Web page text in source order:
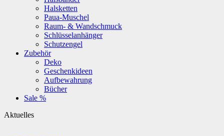
Halsketten
Paua-Muschel
Raum- & Wandschmuck
Schlüsselanhänger
Schutzengel
Zubehör
Deko
Geschenkideen
Aufbewahrung
Bücher
Sale %
Aktuelles